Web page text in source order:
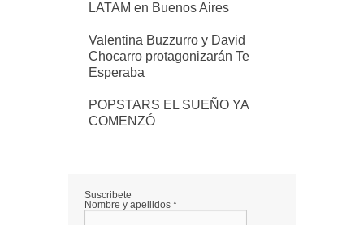
LATAM en Buenos Aires
Valentina Buzzurro y David
Chocarro protagonizarán Te
Esperaba
POPSTARS EL SUEÑO YA
COMENZÓ
Suscribete
Nombre y apellidos *